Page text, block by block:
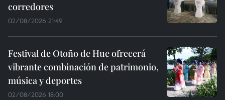
corredores
02/08/2026 21:49
Festival de Otoño de Hue ofrecerá
vibrante combinación de patrimonio,
música y deportes
02/08/2026 18:00